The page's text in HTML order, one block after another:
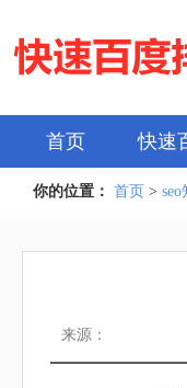
首页 快速
你的位置： 首页 > seo
来源：